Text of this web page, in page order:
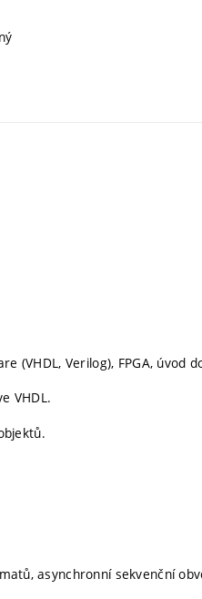
(VHDL, Verilog), FPGA, úvod
VHDL.
asynchronní sekvenční